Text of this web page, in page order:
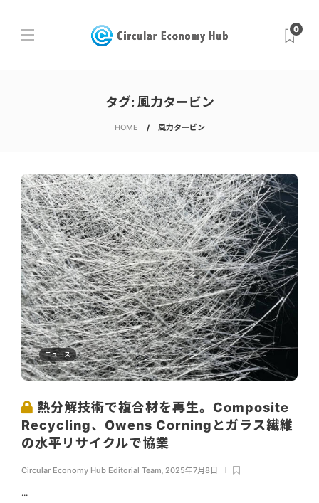
0
タグ: 風力タービン
HOME 風力タービン
ニュース
熱分解技術で複合材を再生。Composite
Recycling、Owens Corningとガラス繊維
の水平リサイクルで協業
Circular Economy Hub Editorial Team, 2025年7月8日
...